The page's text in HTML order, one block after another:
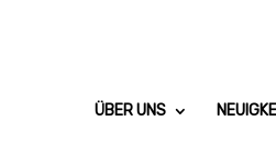
ÜBER UNS